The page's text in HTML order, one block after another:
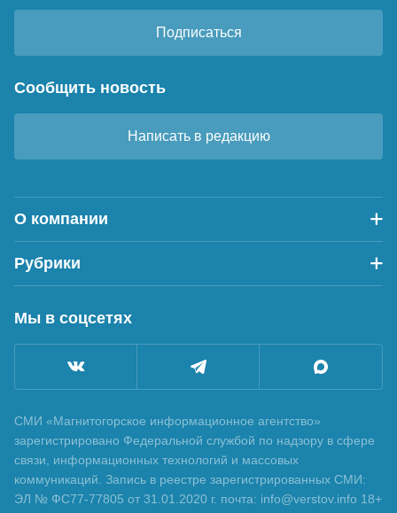
Подписаться
Сообщить новость
Написать в редакцию
О компании
Рубрики
Мы в соцсетях
СМИ «Магнитогорское информационное агентство»
зарегистрировано Федеральной службой по надзору в сфере
связи, информационных технологий и массовых
коммуникаций. Запись в реестре зарегистрированных СМИ:
ЭЛ № ФС77-77805 от 31.01.2020 г. почта: info@verstov.info 18+